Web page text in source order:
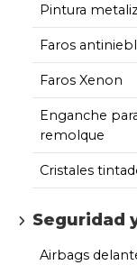
Pintura
Faros
Faros Xenon
Enganche
remolque
Cristales
Seguridad
Airbags